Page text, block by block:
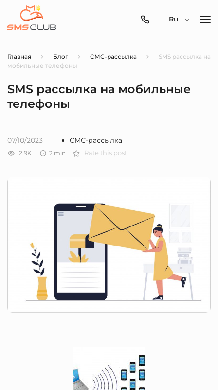
0800-
Ru
Главная Блог СМС-рассылка
SMS рассылка на
мобильные телефоны
SMS рассылка на мобильные
телефоны
07/10/2023 СМС-рассылка
2.9K 2 min Rate this post